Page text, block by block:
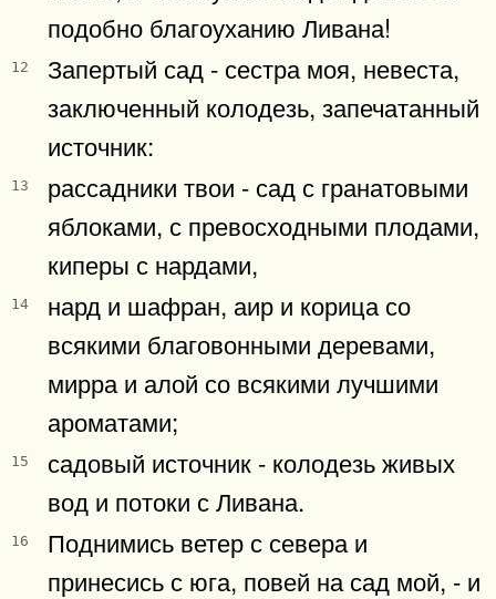
подобно благоуханию Ливана!
12
Запертый сад - сестра моя, невеста,
заключенный колодезь, запечатанный
источник:
13
рассадники твои - сад с гранатовыми
яблоками, с превосходными плодами,
киперы с нардами,
14
нард и шафран, аир и корица со
всякими благовонными деревами,
мирра и алой со всякими лучшими
ароматами;
15
садовый источник - колодезь живых
вод и потоки с Ливана.
16
Поднимись ветер с севера и
принесись с юга, повей на сад мой, - и